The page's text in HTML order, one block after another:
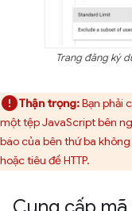
Trang đăng ký
Thận trọng:Bạn phải
một tệp JavaScript bên
báo của bên thứ ba
hoặc tiêu đề HTTP.